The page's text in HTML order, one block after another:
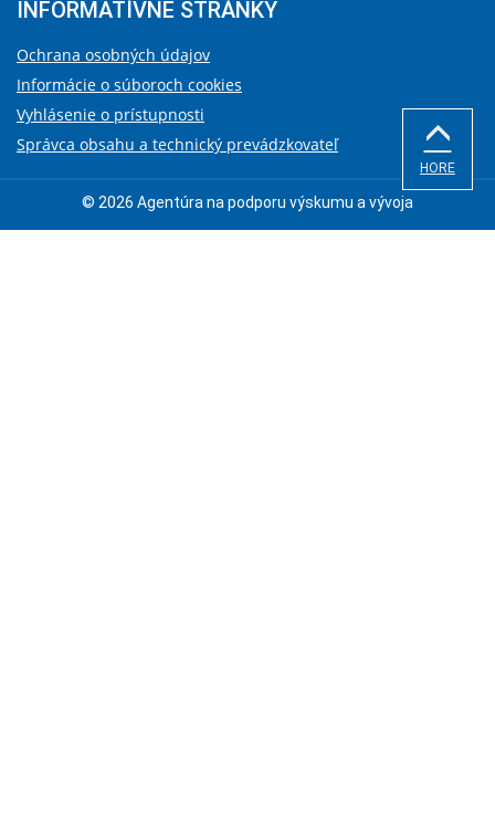
INFORMATÍVNE STRÁNKY
Ochrana osobných údajov
Informácie o súboroch cookies
Vyhlásenie o prístupnosti
Správca obsahu a technický prevádzkovateľ
© 2026 Agentúra na podporu výskumu a vývoja
HORE